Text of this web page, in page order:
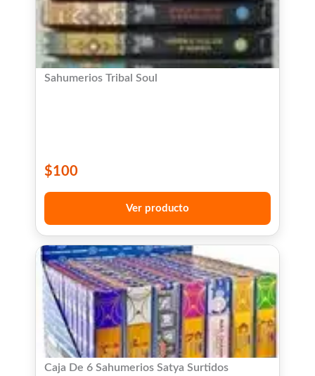
Sahumerios Tribal Soul
$100
Ver producto
Caja De 6 Sahumerios Satya Surtidos